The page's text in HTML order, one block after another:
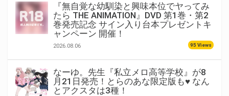
『無自覚な幼馴染と興味本位でヤってみ
たら THE ANIMATION』DVD 第1巻・第2
巻発売記念 サイン入り台本プレゼントキ
ャンペーン 開催！
2026.08.06 95 Views
なーゆ。先生『私立メロ高等学校』が8
月21日発売！とらのあな限定版も♥ なん
とアクスタは3種！